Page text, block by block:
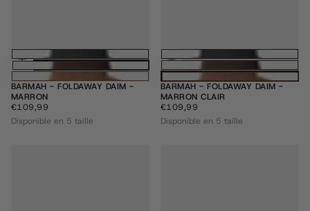
Choisissez des options
BARMAH - FOLDAWAY DAIM -
MARRON
€109,99
PRIX
RÉGULIER
€109,99
Disponible en 5 taille
Choisissez
BARMAH - FOLDAWAY DAIM -
MARRON CLAIR
€109,99
PRIX
RÉGULIER
€109,99
Disponible en 5 taille